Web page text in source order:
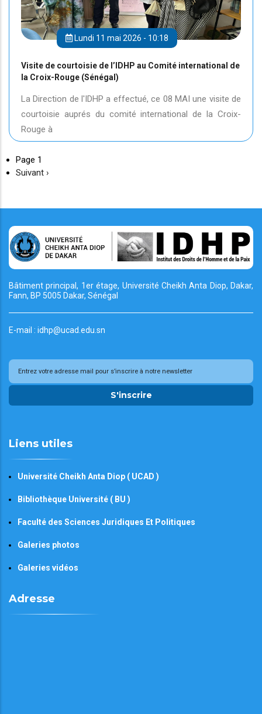
Lundi 11 mai 2026 - 10:18
Visite de courtoisie de l’IDHP au Comité international de
la Croix-Rouge (Sénégal)
La Direction de l'IDHP a effectué, ce 08 MAI une visite de
courtoisie auprés du comité international de la Croix-
Rouge à
Page 1
Page
Suivant ›
Bâtiment principal, 1er étage, Université CheikhAnta Diop, Dakar,
Fann, BP 5005 Dakar, Sénégal
E-mail : idhp@ucad.edu.sn
S'inscrire
Liens utiles
Université Cheikh Anta Diop ( UCAD )
Bibliothèque Université ( BU )
Faculté des Sciences Juridiques Et Politiques
Galeries photos
Galeries vidéos
Adresse